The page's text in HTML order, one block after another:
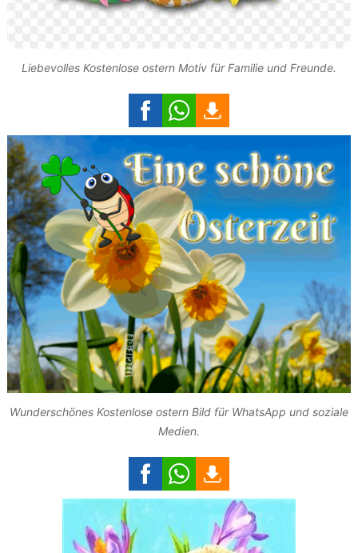
Liebevolles Kostenlose ostern Motiv für Familie und Freunde.
Wunderschönes Kostenlose ostern Bild für WhatsApp und soziale
Medien.